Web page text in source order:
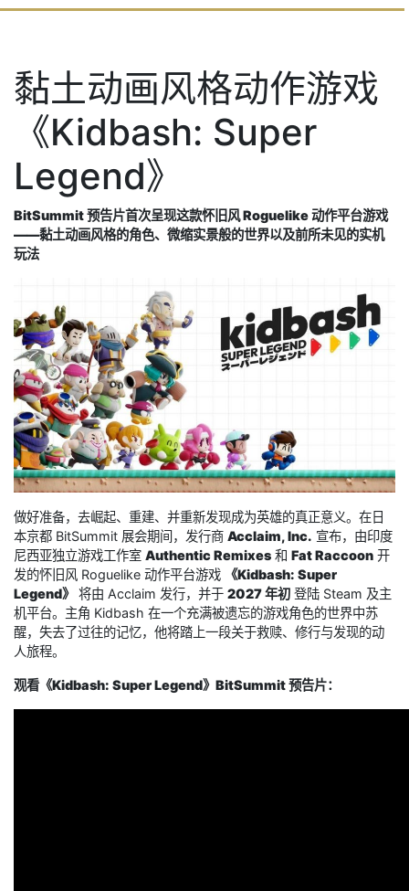
黏土动画风格动作游戏
《Kidbash: Super
Legend》
BitSummit 预告片首次呈现这款怀旧风 Roguelike 动作平台游戏
——黏土动画风格的角色、微缩实景般的世界以及前所未见的实机
玩法
做好准备，去崛起、重建、并重新发现成为英雄的真正意义。在日
本京都 BitSummit 展会期间，发行商 Acclaim, Inc. 宣布，由印度
尼西亚独立游戏工作室 Authentic Remixes 和 Fat Raccoon 开
发的怀旧风 Roguelike 动作平台游戏
《Kidbash: Super
Legend》 将由 Acclaim 发行，并于 2027 年初 登陆 Steam 及主
机平台。主角 Kidbash 在一个充满被遗忘的游戏角色的世界中苏
醒，失去了过往的记忆，他将踏上一段关于救赎、修行与发现的动
人旅程。
观看《Kidbash: Super Legend》BitSummit 预告片：